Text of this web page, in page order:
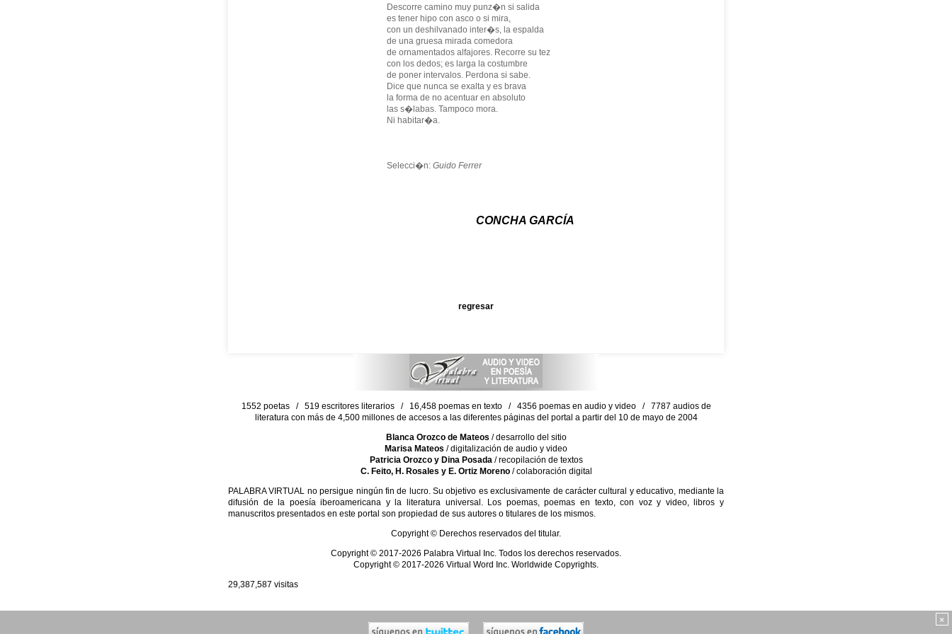
Descorre camino muy punz�n si salida
es tener hipo con asco o si mira,
con un deshilvanado inter�s, la espalda
de una gruesa mirada comedora
de ornamentados alfajores. Recorre su tez
con los dedos; es larga la costumbre
de poner intervalos. Perdona si sabe.
Dice que nunca se exalta y es brava
la forma de no acentuar en absoluto
las s�labas. Tampoco mora.
Ni habitar�a.
Selecci�n: Guido Ferrer
CONCHA GARCÍA
regresar
×
1552 poetas / 519 escritores literarios / 16,458 poemas en texto / 4356 poemas en audio y video / 7787 audios de
literatura con más de 4,500 millones de accesos a las diferentes páginas del portal a partir del 10 de mayo de 2004
Blanca Orozco de Mateos / desarrollo del sitio
Marisa Mateos / digitalización de audio y video
Patricia Orozco y Dina Posada/ recopilación de textos
C. Feito, H. Rosales y E. Ortiz Moreno/ colaboración digital
PALABRA VIRTUAL no persigue ningún fin de lucro. Su objetivo es exclusivamente de carácter cultural y educativo, mediante la
difusión de la poesía iberoamericana y la literatura universal. Los poemas, poemas en texto, con voz y video, libros y
manuscritos presentados en este portal son propiedad de sus autores o titulares de los mismos.
Copyright © Derechos reservados del titular.
Copyright © 2017-2026 Palabra Virtual Inc. Todos los derechos reservados.
Copyright © 2017-2026 Virtual Word Inc. Worldwide Copyrights.
29,387,587 visitas